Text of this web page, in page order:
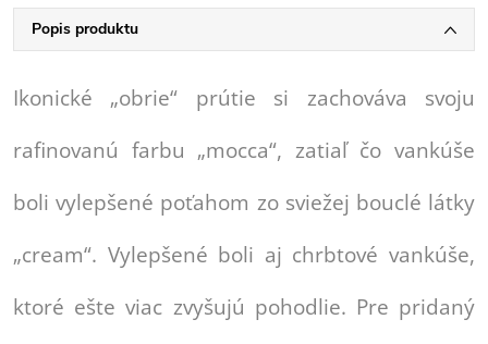
Popis produktu
Ikonické „obrie“ prútie si zachováva svoju
rafinovanú farbu „mocca“, zatiaľ čo vankúše
boli vylepšené poťahom zo sviežej bouclé látky
„cream“. Vylepšené boli aj chrbtové vankúše,
ktoré ešte viac zvyšujú pohodlie. Pre pridaný